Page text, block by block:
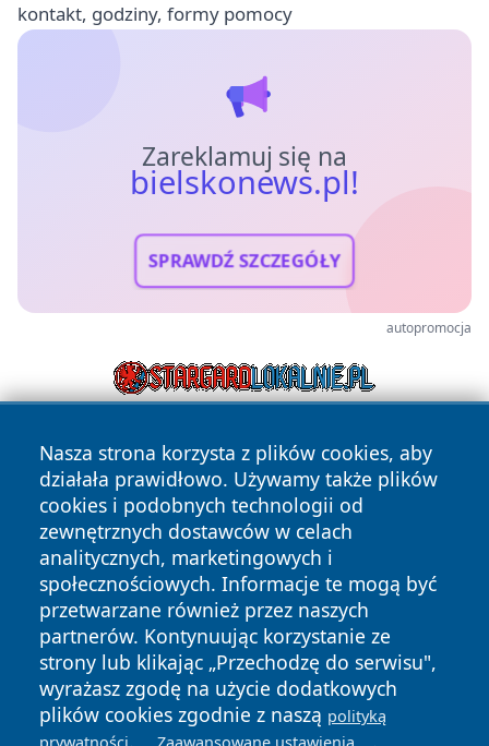
kontakt, godziny, formy pomocy
Zareklamuj się na
bielskonews.pl!
SPRAWDŹ SZCZEGÓŁY
autopromocja
Nasza strona korzysta z plików cookies, aby
działała prawidłowo. Używamy także plików
cookies i podobnych technologii od
zewnętrznych dostawców w celach
analitycznych, marketingowych i
społecznościowych. Informacje te mogą być
przetwarzane również przez naszych
partnerów. Kontynuując korzystanie ze
strony lub klikając „Przechodzę do serwisu",
wyrażasz zgodę na użycie dodatkowych
plików cookies zgodnie z naszą polityką
Copyright © 2026 bielskonews.pl Wszystkie prawa
zastrzeżone.
News Autorzy
Polityka
Prywatności
Polityka
Cookies